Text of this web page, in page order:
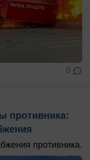
0
противника:
противника.